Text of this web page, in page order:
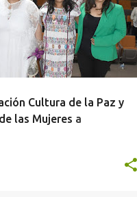
Cultura de la Paz y
las Mujeres a